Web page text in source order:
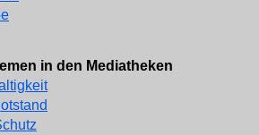
in den Mediatheken